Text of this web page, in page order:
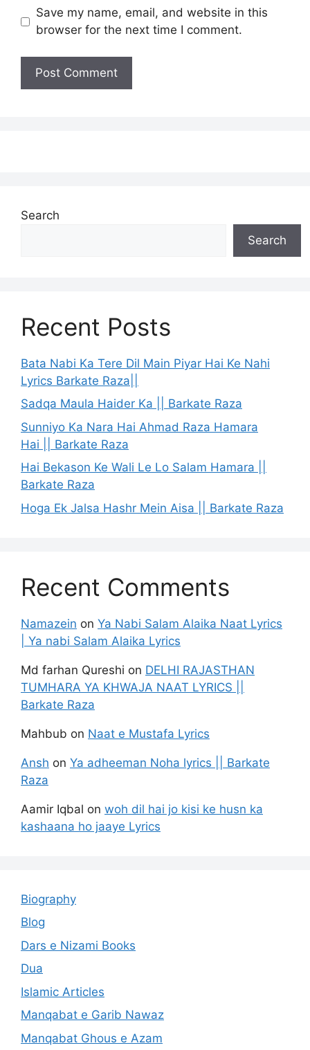
Save my name, email, and website in this
browser for the next time I comment.
Search
Search
Recent Posts
Bata Nabi Ka Tere Dil Main Piyar Hai Ke Nahi
Lyrics Barkate Raza||
Sadqa Maula Haider Ka || Barkate Raza
Sunniyo Ka Nara Hai Ahmad Raza Hamara
Hai || Barkate Raza
Hai Bekason Ke Wali Le Lo Salam Hamara ||
Barkate Raza
Hoga Ek Jalsa Hashr Mein Aisa || Barkate Raza
Recent Comments
Namazein on Ya Nabi Salam Alaika Naat Lyrics
| Ya nabi Salam Alaika Lyrics
Md farhan Qureshi on DELHI RAJASTHAN
TUMHARA YA KHWAJA NAAT LYRICS ||
Barkate Raza
Mahbub on Naat e Mustafa Lyrics
Ansh on Ya adheeman Noha lyrics || Barkate
Raza
Aamir Iqbal on woh dil hai jo kisi ke husn ka
kashaana ho jaaye Lyrics
Biography
Blog
Dars e Nizami Books
Dua
Islamic Articles
Manqabat e Garib Nawaz
Manqabat Ghous e Azam